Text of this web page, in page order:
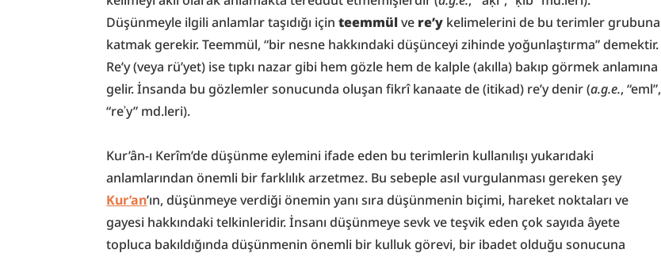
Düşünmeyle ilgili anlamlar taşıdığı için teemmül ve re’y kelimelerini de bu terimler grubuna
katmak gerekir. Teemmül, “bir nesne hakkındaki düşünceyi zihinde yoğunlaştırma” demektir.
Re’y (veya rü’yet) ise tıpkı nazar gibi hem gözle hem de kalple (akılla) bakıp görmek anlamına
gelir. İnsanda bu gözlemler sonucunda oluşan fikrî kanaate de (itikad) re’y denir (a.g.e., “eml”,
“reʾy” md.leri).
Kur’ân-ı Kerîm’de düşünme eylemini ifade eden bu terimlerin kullanılışı yukarıdaki
anlamlarından önemli bir farklılık arzetmez. Bu sebeple asıl vurgulanması gereken şey
Kur’an’ın, düşünmeye verdiği önemin yanı sıra düşünmenin biçimi, hareket noktaları ve
gayesi hakkındaki telkinleridir. İnsanı düşünmeye sevk ve teşvik eden çok sayıda âyete
topluca bakıldığında düşünmenin önemli bir kulluk görevi, bir ibadet olduğu sonucuna